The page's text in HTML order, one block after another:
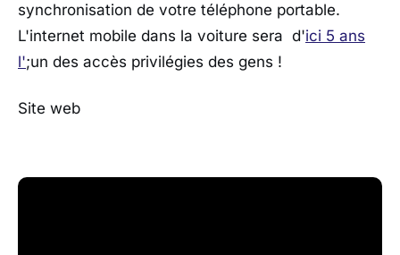
synchronisation de votre téléphone portable.
L'internet mobile dans la voiture sera d'ici 5 ans
l';un des accès privilégies des gens !
Site web